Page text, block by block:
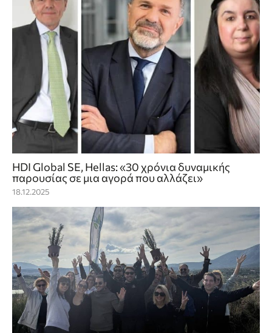
HDI Global SE, Hellas: «30 χρόνια δυναμικής
παρουσίας σε μια αγορά που αλλάζει»
18.12.2025